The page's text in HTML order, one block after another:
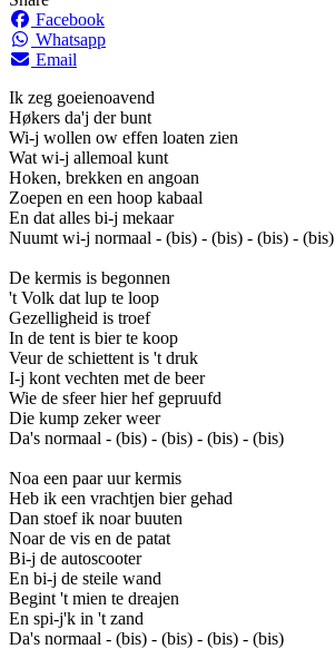
Facebook
Whatsapp
Email
Ik zeg goeienoavend
Høkers da'j der bunt
Wi-j wollen ow effen loaten zien
Wat wi-j allemoal kunt
Hoken, brekken en angoan
Zoepen en een hoop kabaal
En dat alles bi-j mekaar
Nuumt wi-j normaal - (bis) - (bis) - (bis) - (bis)
De kermis is begonnen
't Volk dat lup te loop
Gezelligheid is troef
In de tent is bier te koop
Veur de schiettent is 't druk
I-j kont vechten met de beer
Wie de sfeer hier hef gepruufd
Die kump zeker weer
Da's normaal - (bis) - (bis) - (bis) - (bis)
Noa een paar uur kermis
Heb ik een vrachtjen bier gehad
Dan stoef ik noar buuten
Noar de vis en de patat
Bi-j de autoscooter
En bi-j de steile wand
Begint 't mien te dreajen
En spi-j'k in 't zand
Da's normaal - (bis) - (bis) - (bis) - (bis)